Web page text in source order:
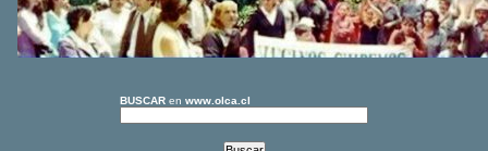
BUSCAR en www.olca.cl